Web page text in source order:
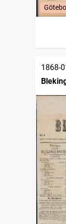
1868-